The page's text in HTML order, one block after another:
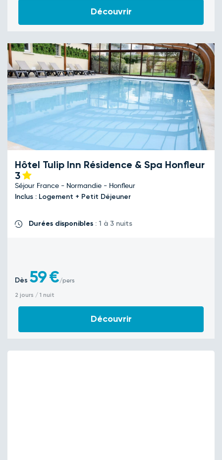
Découvrir
Hôtel Tulip Inn Résidence & Spa Honfleur
3
Séjour France - Normandie - Honfleur
Inclus : Logement + Petit Déjeuner
Durées disponibles : 1 à 3 nuits
Dès 59€/pers
2 jours / 1 nuit
Découvrir